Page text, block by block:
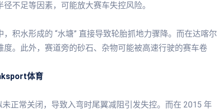
不足等因素，可能放大赛车失控风险。
积水形成的 “水塘” 直接导致轮胎抓地力骤降。而在达喀尔
。此外，赛道旁的砂石、杂物可能被高速行驶的赛车卷
体育
正常关闭，导致入弯时尾翼减阻引发失控。而在 2015 年